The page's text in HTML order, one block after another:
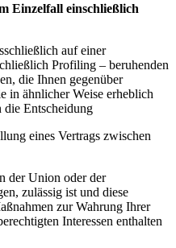
Einzelfall einschließlich
auf einer
Profiling – beruhenden
die Ihnen gegenüber
in ähnlicher Weise erheblich
Entscheidung
eines Vertrags zwischen
der Union oder der
zulässig ist und diese
zur Wahrung Ihrer
Interessen enthalten